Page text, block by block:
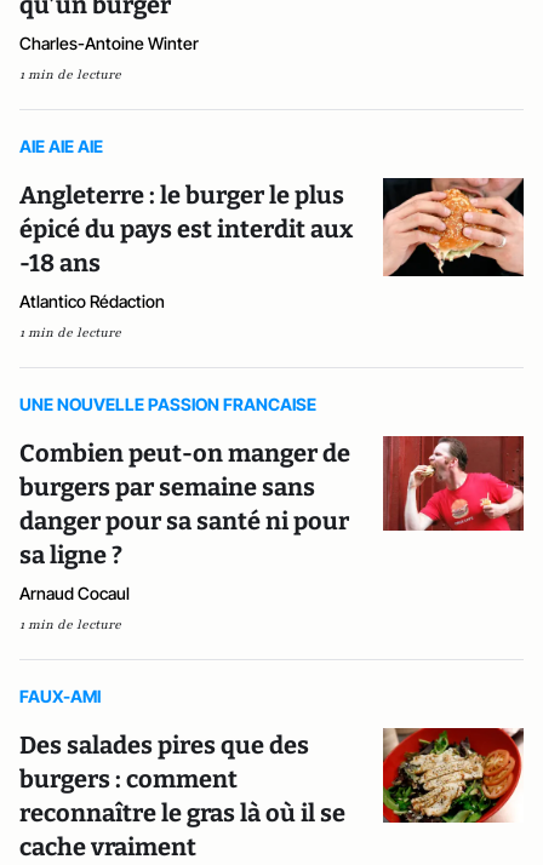
Charles-Antoine Winter
1 min de lecture
AIE AIE AIE
Angleterre : le burger le plus
épicé du pays est interdit aux
-18 ans
Atlantico Rédaction
1 min de lecture
UNE NOUVELLE PASSION FRANCAISE
Combien peut-on manger de
burgers par semaine sans
danger pour sa santé ni pour
sa ligne ?
Arnaud Cocaul
1 min de lecture
FAUX-AMI
Des salades pires que des
burgers : comment
reconnaître le gras là où il se
cache vraiment